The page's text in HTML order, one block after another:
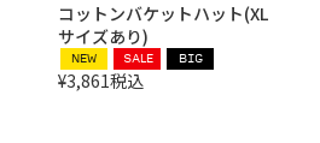
コットンバケットハット(XL
サイズあり)
NEW SALE BIG
¥3,861税込